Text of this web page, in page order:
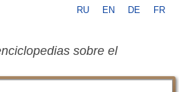
RU EN DE FR
sobre el